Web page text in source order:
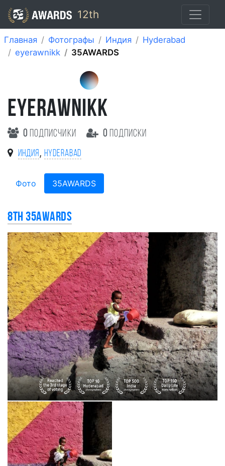
12th
Главная Фотографы Индия
Hyderabad
eyerawnikk
35AWARDS
EYERAWNIKK
0 подписчики 0 подписки
Индия , Hyderabad
Фото 35AWARDS
8th 35AWARDS